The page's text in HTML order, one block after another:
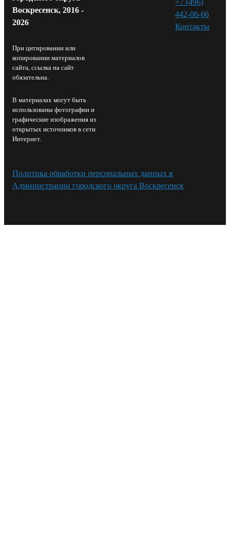
Воскресенск, 2016 -
2026
При цитировании или
копировании материалов
сайта, ссылка на сайт
обязательна.
В материалах могут быть
использованы фотографии и
графические изображения из
открытых источников в сети
Интернет.
442-06-66
Контакты⁠
Политика обработки персональных данных в
Администрации городского округа Воскресенск